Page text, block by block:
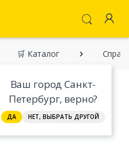
Ваш город Санкт-
Петербург, верно?
ДА НЕТ, ВЫБРАТЬ ДРУГОЙ
🛒 Каталог